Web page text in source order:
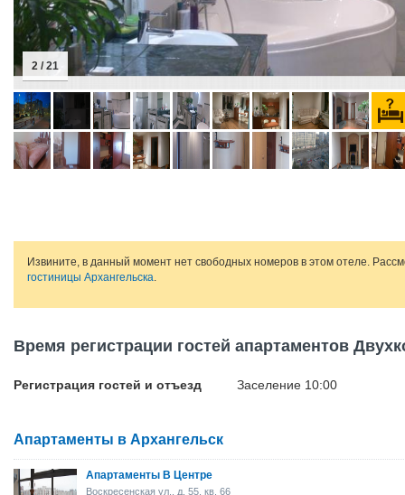
2 / 21
Извините, в данный момент нет свободных номеров в этом отеле.
гостиницы Архангельска.
Время регистрации гостей апартаментов
Регистрация гостей и отъезд Заселение 10:00
Апартаменты в Архангельск
Апартаменты В Центре
Воскресенская ул., д. 55, кв. 66